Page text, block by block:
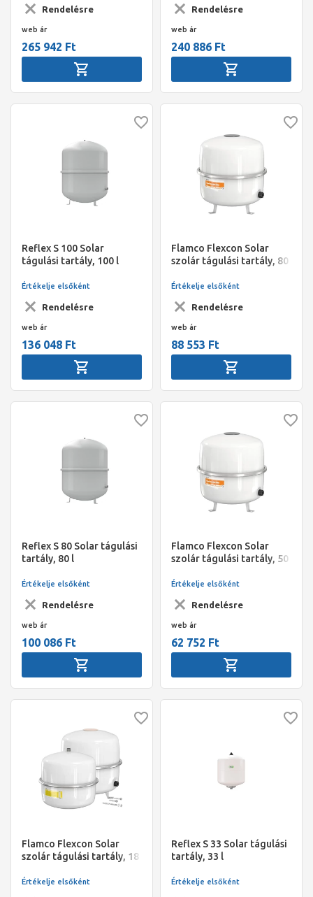
Rendelésre
web ár
265 942 Ft
Rendelésre
web ár
240 886 Ft
Reflex S 100 Solar
tágulási tartály, 100 l
Rendelésre
Értékelje elsőként
web ár
136 048 Ft
Flamco Flexcon Solar
szolár tágulási tartály, 80
Rendelésre
Értékelje elsőként
web ár
88 553 Ft
Reflex S 80 Solar tágulási
tartály, 80 l
Rendelésre
Értékelje elsőként
web ár
100 086 Ft
Flamco Flexcon Solar
szolár tágulási tartály, 50
Rendelésre
Értékelje elsőként
web ár
62 752 Ft
Flamco Flexcon Solar
szolár tágulási tartály, 18
Értékelje elsőként
Reflex S 33 Solar tágulási
tartály, 33 l
Értékelje elsőként